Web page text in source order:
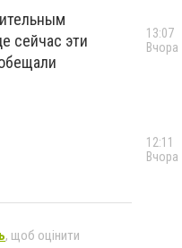
сейчас эти
, щоб оцінити
13:07
Вчора
12:11
Вчора